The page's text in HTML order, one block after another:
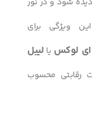
ویژگی برای
لوکس یا لیبل
رقابتی محسوب